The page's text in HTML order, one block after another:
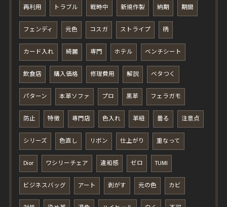
再利用 トラブル 戦時中 新規作製 納期 期間
フェンディ 元色 コスガ ストライプ 柄
カード入れ 綺麗 専門 ホテル ベンチシート
飲食店 購入価格 修理費用 解説 ベタつく
パターン 本革ソファ プロ 黒革 フェラガモ
防止 特徴 専門店 色入れ 革紐 曇る 注意点
シリーズ 色直し リボン 仕上がり 重なって
Dior ワシリーチェア 違和感 ゼロ TUMI
ビジネスバッグ アート 剥がす 元の色 カビ